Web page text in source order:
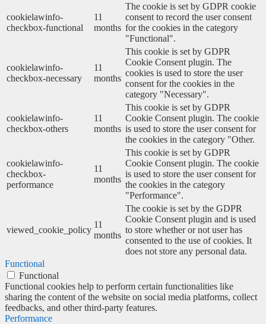
cookielawinfo-
checkbox-functional
11
months
The cookie is set by GDPR cookie
consent to record the user consent
for the cookies in the category
"Functional".
cookielawinfo-
checkbox-necessary
11
months
This cookie is set by GDPR
Cookie Consent plugin. The
cookies is used to store the user
consent for the cookies in the
category "Necessary".
cookielawinfo-
checkbox-others
11
months
This cookie is set by GDPR
Cookie Consent plugin. The cookie
is used to store the user consent for
the cookies in the category "Other.
cookielawinfo-
checkbox-
performance
11
months
This cookie is set by GDPR
Cookie Consent plugin. The cookie
is used to store the user consent for
the cookies in the category
"Performance".
viewed_cookie_policy
11
months
The cookie is set by the GDPR
Cookie Consent plugin and is used
to store whether or not user has
consented to the use of cookies. It
does not store any personal data.
Functional
Functional
Functional cookies help to perform certain functionalities like
sharing the content of the website on social media platforms, collect
feedbacks, and other third-party features.
Performance